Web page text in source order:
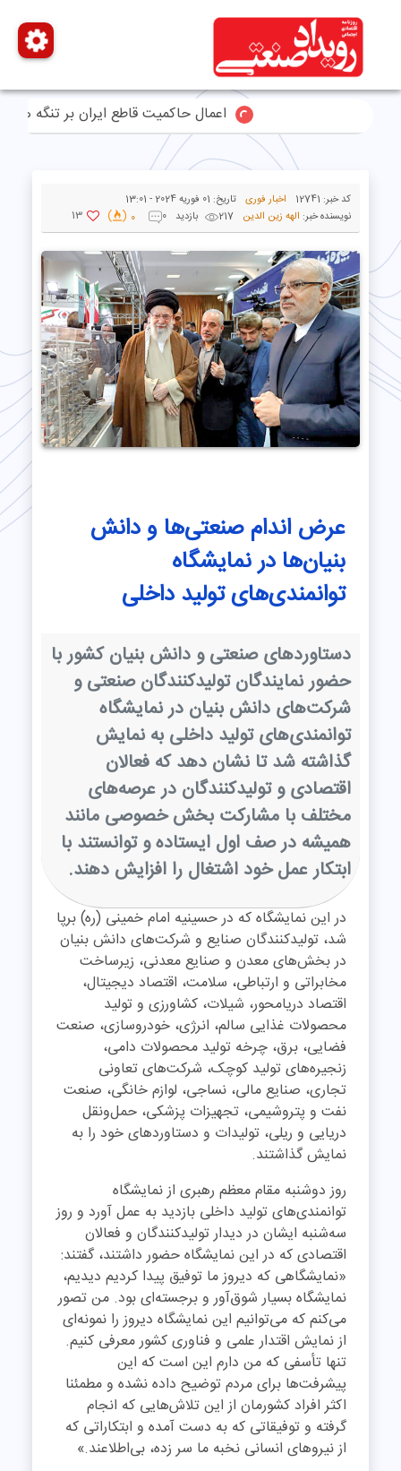
اعمال حاکمیت قاطع ایران بر تنگه هرمز/ سقوط 90 درصدی تردد
کد خبر: 12741 اخبار فوری تاریخ: 01 فوریه 2024 - 13:01
نویسنده خبر: الهه زین الدین 217 بازدید 0
0
13
عرض اندام صنعتی‌ها و دانش
بنیان‌ها در نمایشگاه
توانمندی‌های تولید داخلی
دستاوردهای صنعتی و دانش بنیان کشور با
حضور نمایندگان تولیدکنندگان صنعتی و
شرکت‌های دانش بنیان در نمایشگاه
توانمندی‌های تولید داخلی به نمایش
گذاشته شد تا نشان دهد که فعالان
اقتصادی و تولیدکنندگان در عرصه‌های
مختلف با مشارکت بخش خصوصی مانند
همیشه در صف اول ایستاده و توانستند با
ابتکار عمل خود اشتغال را افزایش دهند.
در این نمایشگاه که در حسینیه امام خمینی (ره) برپا
شد، تولیدکنندگان صنایع و شرکت‌های دانش بنیان
در بخش‌های معدن و صنایع معدنی، زیرساخت
مخابراتی و ارتباطی، سلامت، اقتصاد دیجیتال،
اقتصاد دریامحور، شیلات، کشاورزی و تولید
محصولات غذایی سالم، انرژی، خودروسازی، صنعت
فضایی، برق، چرخه تولید محصولات دامی،
زنجیره‌های تولید کوچک، شرکت‌های تعاونی
تجاری، صنایع مالی، نساجی، لوازم خانگی، صنعت
نفت و پتروشیمی، تجهیزات پزشکی، حمل‌ونقل
دریایی و ریلی، تولیدات و دستاوردهای خود را به
نمایش گذاشتند.
روز دوشنبه مقام معظم رهبری از نمایشگاه
توانمندی‌های تولید داخلی بازدید به عمل آورد و روز
سه‌شنبه ایشان در دیدار تولیدکنندگان و فعالان
اقتصادی که در این نمایشگاه حضور داشتند، گفتند:
«نمایشگاهی که دیروز ما توفیق پیدا کردیم دیدیم،
نمایشگاه بسیار شوق‌آور و برجسته‌ای بود. من تصور
می‌کنم که می‌توانیم این نمایشگاه دیروز را نمونه‌ای
از نمایش اقتدار علمی و فناوری کشور معرفی کنیم.
تنها تأسفی که من دارم این است که این
پیشرفت‌ها برای مردم توضیح داده نشده و مطمئنا
اکثر افراد کشورمان از این تلاش‌هایی که انجام
گرفته و توفیقاتی که به دست آمده و ابتکاراتی که
از نیروهای انسانی نخبه‌ ما سر زده، بی‌اطلاعند.»